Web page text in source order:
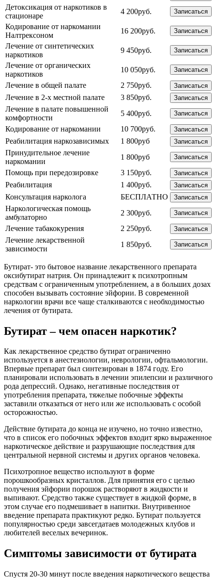
Детоксикация от наркотиков в
стационаре
4 200руб. Записаться
Кодирование от наркомании
Налтрексоном
16 200руб. Записаться
Лечение от синтетических
наркотиков
9 450руб. Записаться
Лечение от органических
наркотиков
10 050руб. Записаться
Лечение в общей палате 2 750руб. Записаться
Лечение в 2-х местной палате 3 850руб. Записаться
Лечение в палате повышенной
комфортности
5 400руб. Записаться
Кодирование от наркомании 10 700руб. Записаться
Реабилитация наркозависимых 1 800руб Записаться
Принудительное лечение
наркомании
1 800руб Записаться
Помощь при передозировке 3 150руб. Записаться
Реабилитация 1 400руб. Записаться
Консультация нарколога БЕСПЛАТНО Записаться
Наркологическая помощь
амбулаторно
2 300руб. Записаться
Лечение табакокурения 2 250руб. Записаться
Лечение лекарственной
зависимости
1 850руб. Записаться
Бутират- это бытовое название лекарственного препарата
оксибутират натрия. Он принадлежит к психотропным
средствам с ограниченным употреблением, а в больших дозах
способен вызывать состояние эйфории. В современной
наркологии врачи все чаще сталкиваются с необходимостью
лечения от бутирата.
Бутират – чем опасен наркотик?
Как лекарственное средство бутират ограниченно
используется в анестезиологии, неврологии, офтальмологии.
Впервые препарат был синтезирован в 1874 году. Его
планировали использовать в лечении эпилепсии и различного
рода депрессий. Однако, негативные последствия от
употребления препарата, тяжелые побочные эффекты
заставили отказаться от него или же использовать с особой
осторожностью.
Действие бутирата до конца не изучено, но точно известно,
что в список его побочных эффектов входит ярко выраженное
наркотическое действие и разрушающие последствия для
центральной нервной системы и других органов человека.
Психотропное вещество используют в форме
порошкообразных кристаллов. Для принятия его с целью
получения эйфории порошок растворяют в жидкости и
выпивают. Средство также существует в жидкой форме, в
этом случае его подмешивает в напитки. Внутривенное
введение препарата практикуют редко. Бутират пользуется
популярностью среди завсегдатаев молодежных клубов и
любителей веселых вечеринок.
Симптомы зависимости от бутирата
Спустя 20-30 минут после введения наркотического вещества